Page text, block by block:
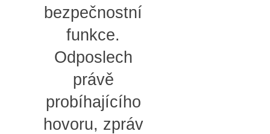
bezpečnostní
funkce.
Odposlech
právě
probíhajícího
hovoru, zpráv